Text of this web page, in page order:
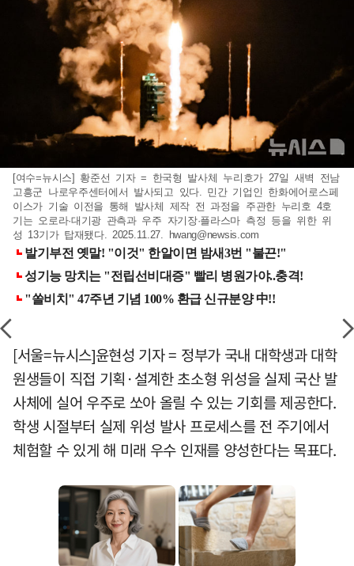
[여수=뉴시스] 황준선 기자 = 한국형 발사체 누리호가 27일 새벽 전남
고흥군 나로우주센터에서 발사되고 있다. 민간 기업인 한화에어로스페
이스가 기술 이전을 통해 발사체 제작 전 과정을 주관한 누리호 4호
기는 오로라·대기광 관측과 우주 자기장·플라스마 측정 등을 위한 위
성 13기가 탑재됐다. 2025.11.27. hwang@newsis.com
[서울=뉴시스]윤현성 기자 = 정부가 국내 대학생과 대학
원생들이 직접 기획·설계한 초소형 위성을 실제 국산 발
사체에 실어 우주로 쏘아 올릴 수 있는 기회를 제공한다.
학생 시절부터 실제 위성 발사 프로세스를 전 주기에서
체험할 수 있게 해 미래 우수 인재를 양성한다는 목표다.